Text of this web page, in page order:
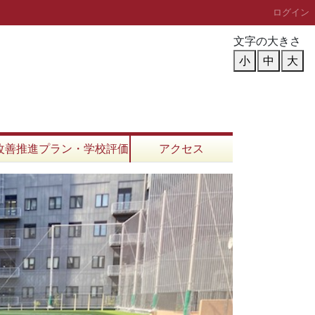
ログイン
文字の大きさ
小
中 大
善推進プラン・学校評価 アクセス